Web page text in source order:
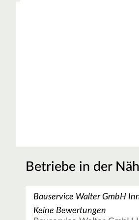
Betriebe in der
Bauservice Walter GmbH
Keine Bewertungen